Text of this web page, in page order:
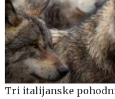
Tri italijanske